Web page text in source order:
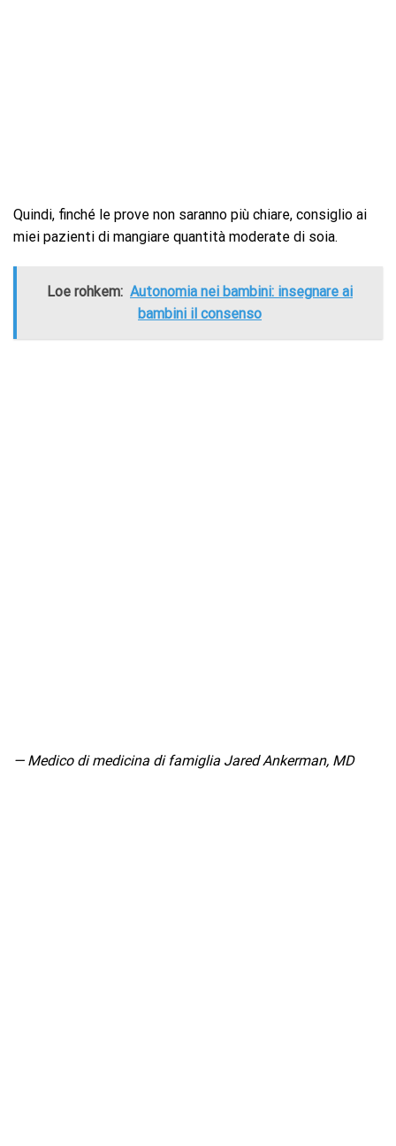
Quindi, finché le prove non saranno più chiare, consiglio ai
miei pazienti di mangiare quantità moderate di soia.
Loe rohkem: Autonomia nei bambini: insegnare ai
bambini il consenso
— Medico di medicina di famiglia Jared Ankerman, MD